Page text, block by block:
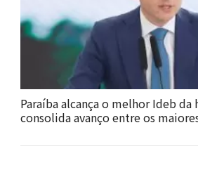
Paraíba alcança o melhor Ideb da
consolida avanço entre os